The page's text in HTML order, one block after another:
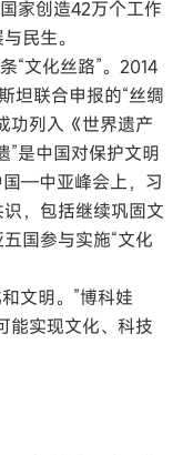
家创造42万个工作
民生。
文化丝路”。2014
坦联合申报的“丝绸
功列入《世界遗产
”是中国对保护文明
—中亚峰会上，习
，包括继续巩固文
国参与实施“文化
文明。”博科娃
能实现文化、科技